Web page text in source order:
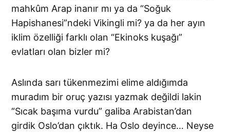
mahkûm Arap inanır mı ya da “Soğuk
Hapishanesi”ndeki Vikingli mi? ya da her ayın
iklim özelliği farklı olan “Ekinoks kuşağı”
evlatları olan bizler mi?
Aslında sarı tükenmezimi elime aldığımda
muradım bir oruç yazısı yazmak değildi lakin
“Sıcak başıma vurdu” galiba Arabistan’dan
girdik Oslo’dan çıktık. Ha Oslo deyince… Neyse